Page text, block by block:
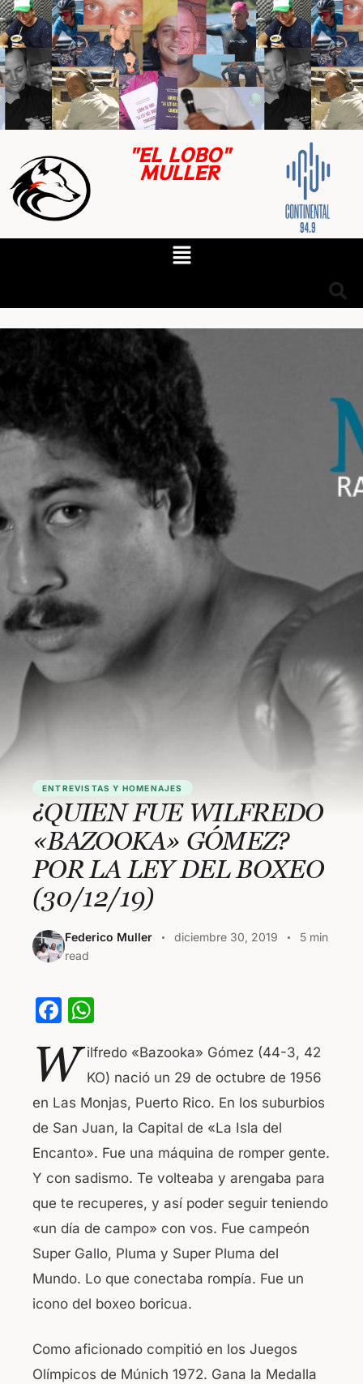
"EL LOBO"
MULLER
ENTREVISTAS Y HOMENAJES
¿QUIEN FUE WILFREDO
«BAZOOKA» GÓMEZ?
POR LA LEY DEL BOXEO
(30/12/19)
Federico Muller diciembre 30, 2019
5 min
read
F
c
e
b
o
o
k
at
s
A
p
p
W ilfredo «Bazooka» Gómez (44-3, 42
KO) nació un 29 de octubre de 1956
en Las Monjas, Puerto Rico. En los suburbios
de San Juan, la Capital de «La Isla del
Encanto». Fue una máquina de romper gente.
Y con sadismo. Te volteaba y arengaba para
que te recuperes, y así poder seguir teniendo
«un día de campo» con vos. Fue campeón
Super Gallo, Pluma y Super Pluma del
Mundo. Lo que conectaba rompía. Fue un
icono del boxeo boricua.
Como aficionado compitió en los Juegos
Olímpicos de Múnich 1972. Gana la Medalla